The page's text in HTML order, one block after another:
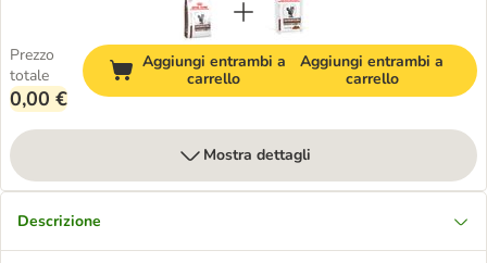
Prezzo
totale
0,00 €
Aggiungi entrambi a
carrello
Aggiungi entrambi a
carrello
Mostra dettagli
Descrizione